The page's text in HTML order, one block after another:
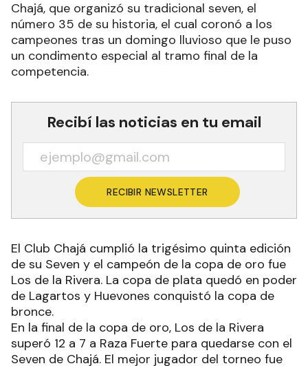
Chajá, que organizó su tradicional seven, el
número 35 de su historia, el cual coronó a los
campeones tras un domingo lluvioso que le puso
un condimento especial al tramo final de la
competencia.
Recibí las noticias en tu email
RECIBIR NEWSLETTER
El Club Chajá cumplió la trigésimo quinta edición
de su Seven y el campeón de la copa de oro fue
Los de la Rivera. La copa de plata quedó en poder
de Lagartos y Huevones conquistó la copa de
bronce.
En la final de la copa de oro, Los de la Rivera
superó 12 a 7 a Raza Fuerte para quedarse con el
Seven de Chajá. El mejor jugador del torneo fue